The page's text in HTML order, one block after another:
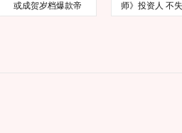
或成贺岁档爆款帝
师》投资人 不